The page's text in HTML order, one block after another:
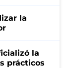
la
la
prácticos